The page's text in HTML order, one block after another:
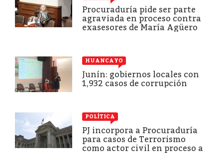
Procuraduría pide ser parte
agraviada en proceso contra
exasesores de María Agüero
HUANCAYO
Junín: gobiernos locales con
1,932 casos de corrupción
POLÍTICA
PJ incorpora a Procuraduría
para casos de Terrorismo
como actor civil en proceso a